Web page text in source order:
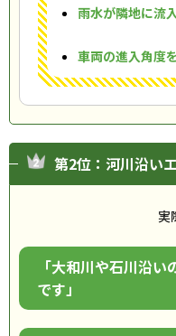
雨水が隣地に流
車両の進入角度
第2位：河川沿い
実
「大和川や石川沿
です」